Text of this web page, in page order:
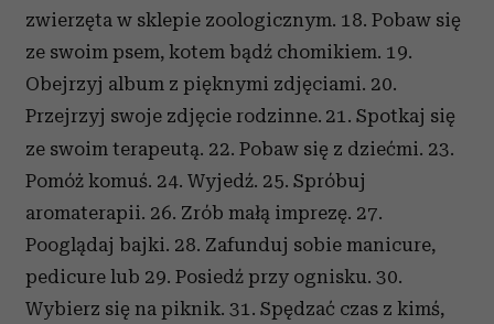
zwierzęta w sklepie zoologicznym. 18. Pobaw się
ze swoim psem, kotem bądź chomikiem. 19.
Obejrzyj album z pięknymi zdjęciami. 20.
Przejrzyj swoje zdjęcie rodzinne. 21. Spotkaj się
ze swoim terapeutą. 22. Pobaw się z dziećmi. 23.
Pomóż komuś. 24. Wyjedź. 25. Spróbuj
aromaterapii. 26. Zrób małą imprezę. 27.
Pooglądaj bajki. 28. Zafunduj sobie manicure,
pedicure lub 29. Posiedź przy ognisku. 30.
Wybierz się na piknik. 31. Spędzać czas z kimś,